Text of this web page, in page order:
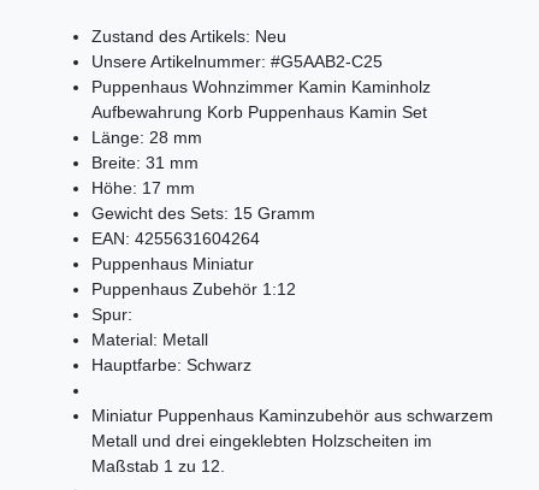
Zustand des Artikels: Neu
Unsere Artikelnummer: #G5AAB2-C25
Puppenhaus Wohnzimmer Kamin Kaminholz
Aufbewahrung Korb Puppenhaus Kamin Set
Länge: 28 mm
Breite: 31 mm
Höhe: 17 mm
Gewicht des Sets: 15 Gramm
EAN: 4255631604264
Puppenhaus Miniatur
Puppenhaus Zubehör 1:12
Spur:
Material: Metall
Hauptfarbe: Schwarz
Miniatur Puppenhaus Kaminzubehör aus schwarzem
Metall und drei eingeklebten Holzscheiten im
Maßstab 1 zu 12.